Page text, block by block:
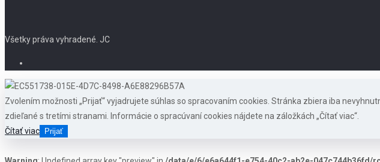
Všetky práva vyhradené. JC
Zvolením možnosti „Prijať“ vyjadrujete súhlas so spracovaním cookies. Stránka zbiera iba
zdieľané s tretími stranami. Informácie o spracúvaní cookies nájdete na záložkách „Čítať viac“.
Čítať viac
Prijať